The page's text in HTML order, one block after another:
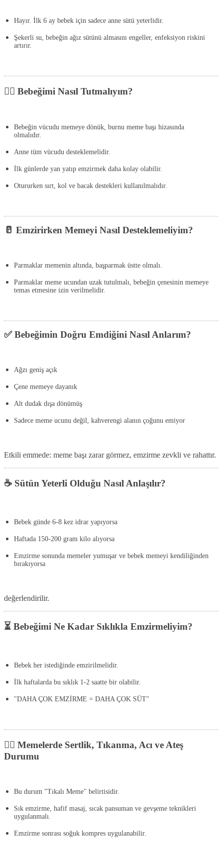
Hayır. İlk 6 ay bebek için sadece anne sütü yeterlidir.
Şekerli su, bebeğin ağız sütünü almasını engeller, enfeksiyon riskini
artırır.
🛋‍♀️ Bebeğimi Nasıl Tutmalıyım?
Bebeğin vücudu memeye dönük, burnu meme başı hizasında
olmalıdır.
Anne tüm vücudu desteklemelidir.
İlk günlerde yan yatıp emzirmek daha kolay olabilir.
Otururken sırt, kol ve bacak destekleri kullanılmalıdır.
🥛 Emzirirken Memeyi Nasıl Desteklemeliyim?
Parmaklar memenin altında, başparmak üstte olmalı.
Parmaklar meme ucundan uzak tutulmalı, bebeğin çenesinin memeye
temas etmesine izin verilmelidir.
✅ Bebeğimin Doğru Emdiğini Nasıl Anlarım?
Ağzı geniş açık
Çene memeye dayanık
Alt dudak dışa dönümüş
Sadece meme ucunu değil, kahverengi alanın çoğunu emiyor
Etkili emmede: meme başı zarar görmez, emzirme zevkli ve rahattır.
☕ Sütün Yeterli Olduğu Nasıl Anlaşılır?
Bebek günde 6-8 kez idrar yapıyorsa
Haftada 150-200 gram kilo alıyorsa
Emzirme sonunda memeler yumuşar ve bebek memeyi kendiliğinden
bırakıyorsa
değerlendirilir.
⏳ Bebeğimi Ne Kadar Sıklıkla Emzirmeliyim?
Bebek her istediğinde emzirilmelidir.
İlk haftalarda bu sıklık 1-2 saatte bir olabilir.
"DAHA ÇOK EMZİRME = DAHA ÇOK SÜT"
🛋‍♂️ Memelerde Sertlik, Tıkanma, Acı ve Ateş
Durumu
Bu durum "Tıkalı Meme" belirtisidir.
Sık emzirme, hafif masaj, sıcak pansuman ve gevşeme teknikleri
uygulanmalı.
Emzirme sonrası soğuk kompres uygulanabilir.